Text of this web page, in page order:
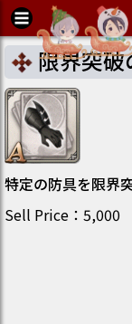
限界突
特定の防具を限界
Sell Price ： 5,000